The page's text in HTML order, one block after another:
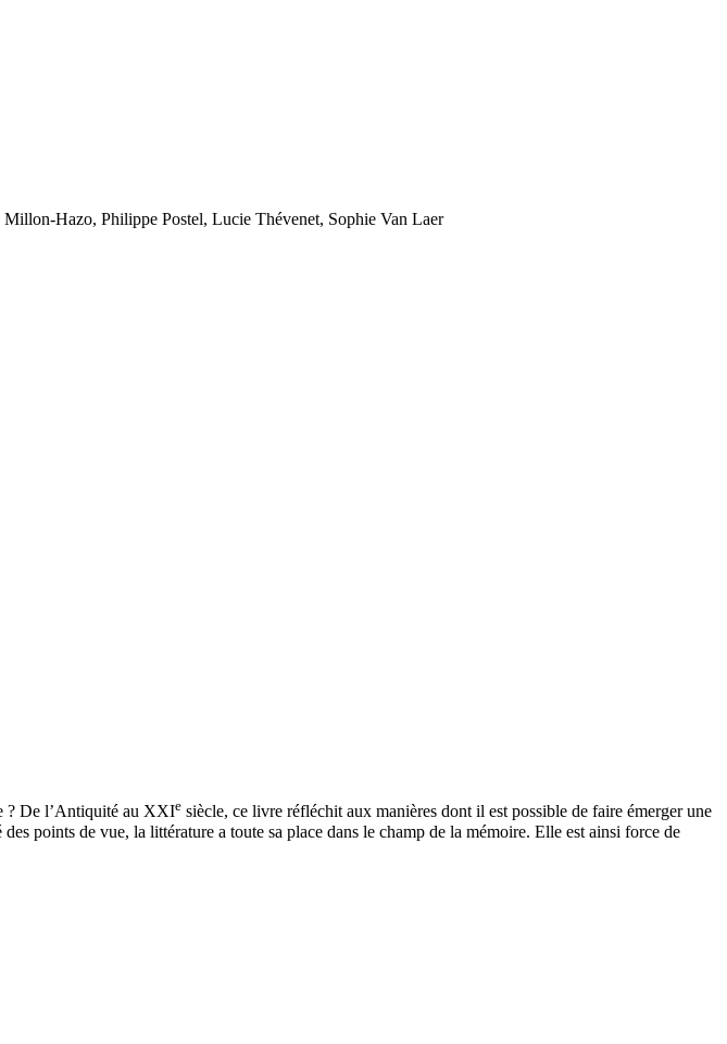
Hazo, Philippe Postel, Lucie Thévenet, Sophie Van Laer
? De l’Antiquité au XXIe siècle, ce livre réfléchit aux manières dont il est possible de faire émerger une
points de vue, la littérature a toute sa place dans le champ de la mémoire. Elle est ainsi force de